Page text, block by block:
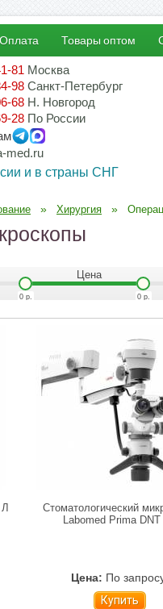
Оплата Товары оптом
81 Москва
98 Санкт-Петербург
68 Н. Новгород
28 По России
med.ru
и в страны СНГ
» Хирургия »
Цена
0р. 0 р.
Стоматологический
Labomed Prima DNT
Цена: По
Купить